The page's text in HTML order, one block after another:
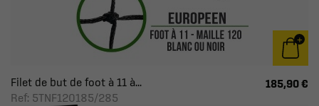
Filet de but de foot à 11 à...
Ref: 5TNF120185/285
185,90 €